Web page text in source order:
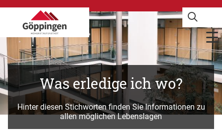
Was erledige ich wo?
Hinter diesen Stichworten finden Sie Informationen zu
allen möglichen Lebenslagen